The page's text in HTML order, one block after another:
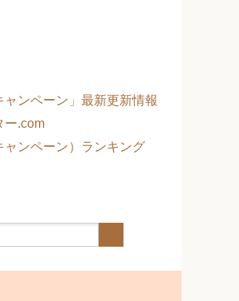
ャンペーン」最新更新情報
ー.com
ャンペーン）ランキング